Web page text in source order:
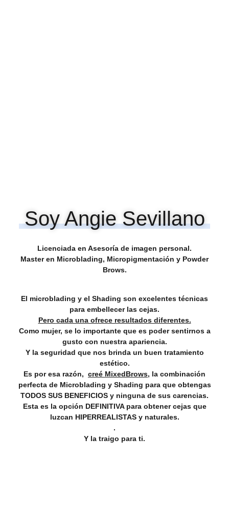
Soy Angie Sevillano
Licenciada en Asesoría de imagen personal.
Masteren Microblading, Micropigmentación y Powder
Brows.
El microblading y el Shading son excelentes técnicas
para embellecer las cejas.
Pero cada una ofrece resultados diferentes.
Como mujer, se lo importante que es poder sentirnos a
gusto con nuestra apariencia.
Y la seguridad que nos brinda un buen tratamiento
estético.
Es por esa razón, creé MixedBrows, la combinación
perfecta de Microblading y Shading para que obtengas
TODOS SUS BENEFICIOS y ninguna de sus carencias.
Esta es la opción DEFINITIVA para obtener cejas que
luzcan HIPERREALISTAS y naturales.
.
Y la traigo para ti.